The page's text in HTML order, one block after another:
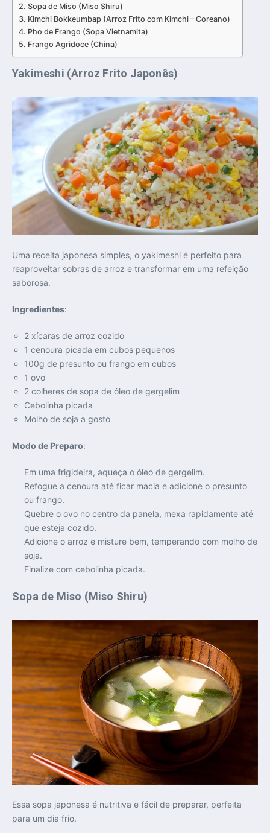
Sopa de Miso (Miso Shiru)
Kimchi Bokkeumbap (Arroz Frito com Kimchi – Coreano)
Pho de Frango (Sopa Vietnamita)
Frango Agridoce (China)
Yakimeshi (Arroz Frito Japonês)
Uma receita japonesa simples, o yakimeshi é perfeito para
reaproveitar sobras de arroz e transformar em uma refeição
saborosa.
Ingredientes:
2 xícaras de arroz cozido
1 cenoura picada em cubos pequenos
100g de presunto ou frango em cubos
1 ovo
2 colheres de sopa de óleo de gergelim
Cebolinha picada
Molho de soja a gosto
Modo de Preparo:
Em uma frigideira, aqueça o óleo de gergelim.
Refogue a cenoura até ficar macia e adicione o presunto
ou frango.
Quebre o ovo no centro da panela, mexa rapidamente até
que esteja cozido.
Adicione o arroz e misture bem, temperando com molho de
soja.
Finalize com cebolinha picada.
Sopa de Miso (Miso Shiru)
Essa sopa japonesa é nutritiva e fácil de preparar, perfeita
para um dia frio.